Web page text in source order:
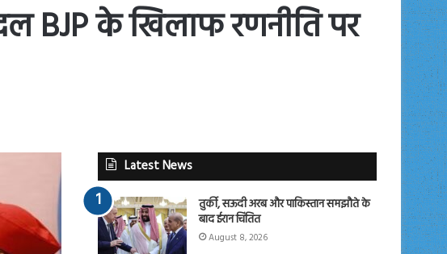
BJP के खिलाफ रणनीति पर
Latest News
तुर्की, सऊदी अरब और पाकिस्तान समझौते के
बाद ईरान चिंतित
August 8, 2026